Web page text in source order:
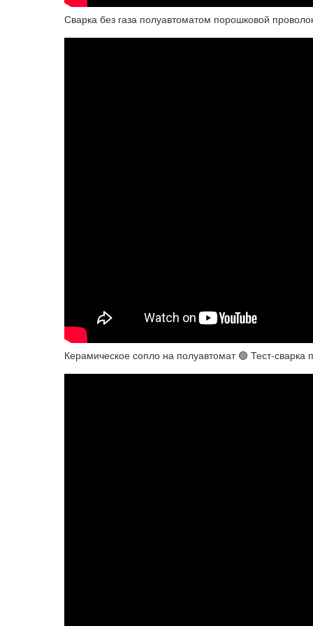
Сварка без газа полуавтоматом порошковой
Керамическое сопло на полуавтомат 🟢 Тест-сварка